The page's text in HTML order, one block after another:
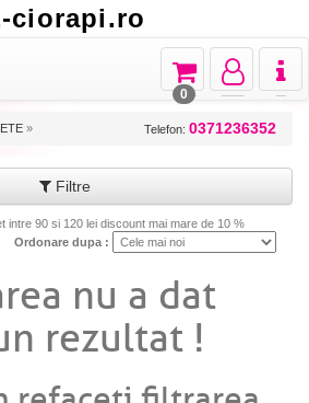
ciorapi.ro
Toggle
Toggle
navigation
Toggle
navigation
0
» Telefon: 0371236352
Filtre
intre 90 si 120 lei discount mai mare de 10 %
Ordonare dupa :
nu a dat
rezultat !